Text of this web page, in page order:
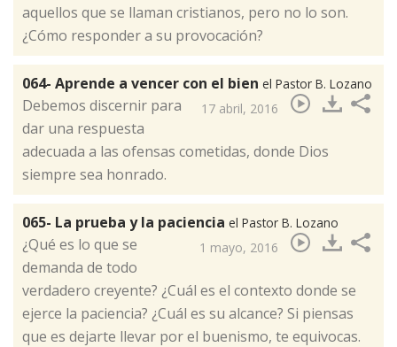
aquellos que se llaman cristianos, pero no lo son.
¿Cómo responder a su provocación?​
064- Aprende a vencer con el bien el Pastor B. Lozano
17 abril, 2016
Debemos discernir para
dar una respuesta
adecuada a las ofensas cometidas, donde Dios
siempre sea honrado.​
065- La prueba y la paciencia el Pastor B. Lozano
1 mayo, 2016
¿Qué es lo que se
demanda de todo
verdadero creyente? ¿Cuál es el contexto donde se
ejerce la paciencia? ¿Cuál es su alcance? Si piensas
que es dejarte llevar por el buenismo, te equivocas.​